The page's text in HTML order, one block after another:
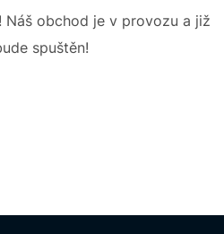
Náš obchod je v provozu a již
spuštěn!